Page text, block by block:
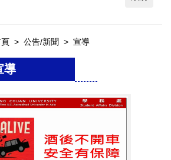
> 公告/新聞 > 宣導
導